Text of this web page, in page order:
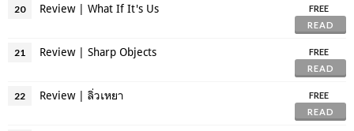
20 Review | What If It's Us
FREE
READ
21 Review | Sharp Objects
FREE
READ
22 Review | ลิ่วเหยา
FREE
READ